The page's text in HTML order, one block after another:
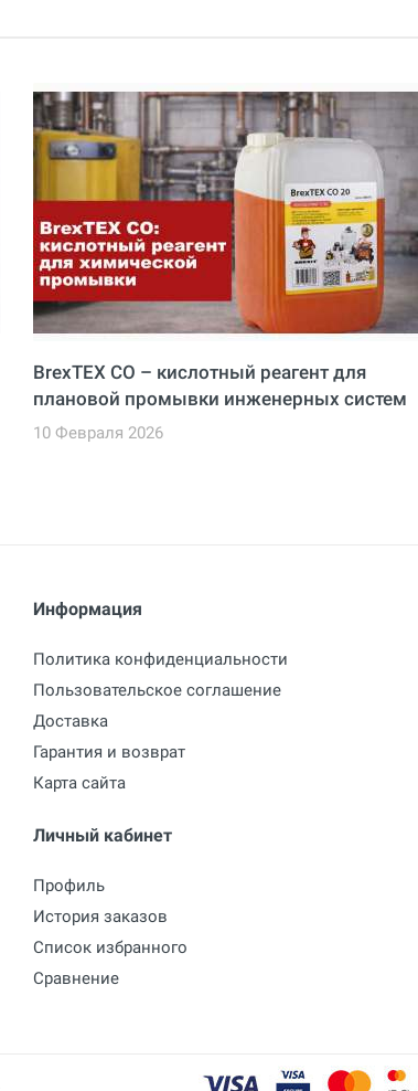
BrexTEX CO – кислотный реагент для
плановой промывки инженерных систем
10 Февраля 2026
Информация
Политика конфиденциальности
Пользовательское соглашение
Доставка
Гарантия и возврат
Карта сайта
Личный кабинет
Профиль
История заказов
Список избранного
Сравнение